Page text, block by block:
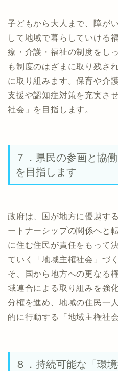
子どもから大人まで、障が
して地域で暮らしていける
療・介護・福祉の制度をし
も制度のはざまに取り残さ
に取り組みます。保育や介
支援や認知症対策を充実さ
社会」を目指します。
７．県民の参画と協
を目指します
政府は、国が地方に優越す
ートナーシップの関係へと
に住む住民が責任をもって
ていく「地域主権社会」づ
そ、国から地方への更なる
域連合による取り組みを強
分権を進め、地域の住民一
的に行動する「地域主権社
８．持続可能な「環